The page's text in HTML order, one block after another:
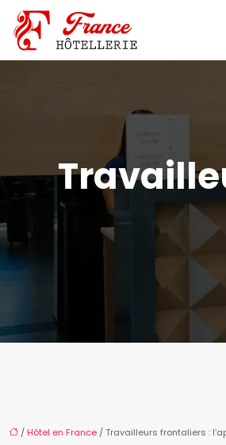
/ Hôtel en France / Travailleurs frontaliers :